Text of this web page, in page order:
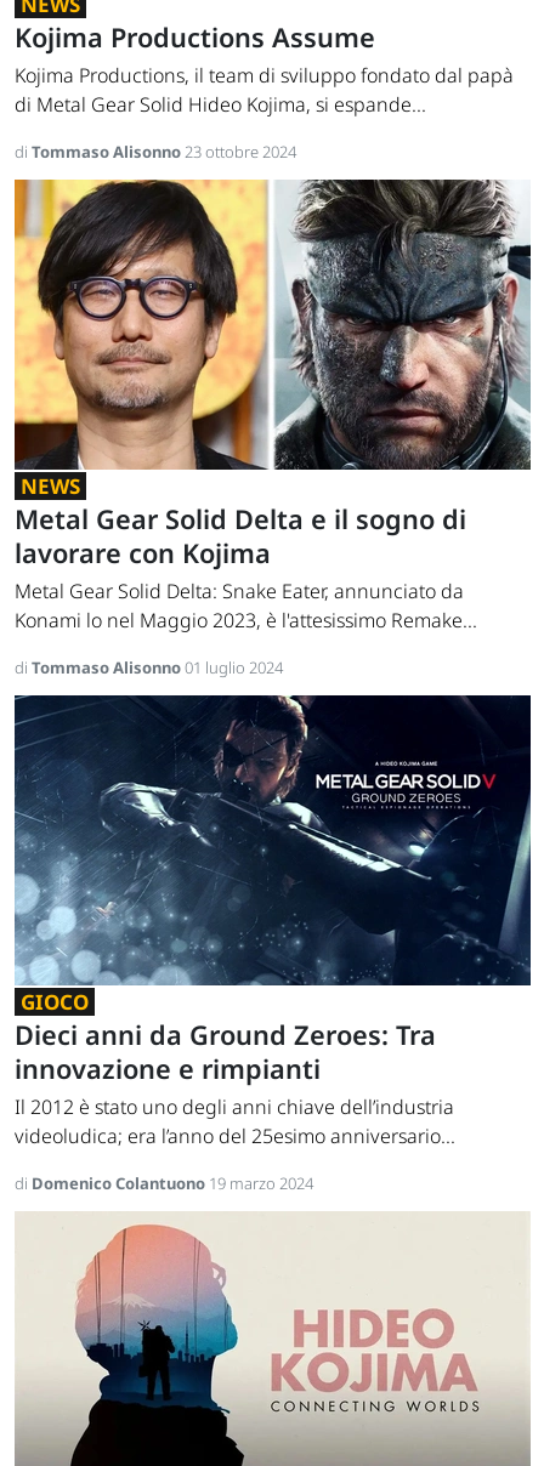
Kojima Productions Assume
Kojima Productions, il team di sviluppo fondato dal papà
di Metal Gear Solid Hideo Kojima, si espande...
di Tommaso Alisonno23 ottobre 2024
NEWS
Metal Gear Solid Delta e il sogno di
lavorare con Kojima
Metal Gear Solid Delta: Snake Eater, annunciato da
Konami lo nel Maggio 2023, è l'attesissimo Remake...
di Tommaso Alisonno01 luglio 2024
GIOCO
Dieci anni da Ground Zeroes: Tra
innovazione e rimpianti
Il 2012 è stato uno degli anni chiave dell’industria
videoludica; era l’anno del 25esimo anniversario...
di Domenico Colantuono 19 marzo 2024